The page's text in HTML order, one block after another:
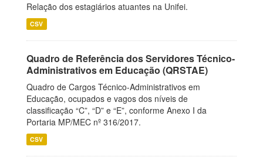
Relação dos estagiários atuantes na Unifei.
CSV
Quadro de Referência dos Servidores Técnico-
Administrativos em Educação (QRSTAE)
Quadro de Cargos Técnico-Administrativos em
Educação, ocupados e vagos dos níveis de
classificação “C”, “D” e “E”, conforme Anexo I da
Portaria MP/MEC nº 316/2017.
CSV